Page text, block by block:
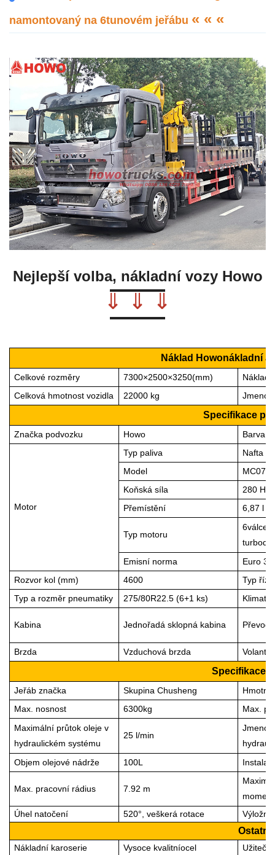
namontovaný na 6tunovém jeřábu « « «
Nejlepší volba, nákladní vozy Howo
⇓ ⇓ ⇓
Náklad Howonákladní
Celkové rozměry 7300×2500×3250(mm) Náklad
Celková hmotnost vozidla
22000 kg
Specifikace
Značka podvozku Howo Barva
Motor
Typ paliva
Nafta
Model
Koňská síla
280 HP
Přemístění
6,87 l
Typ motoru
6válce
Emisní norma
Euro3
Rozvor kol (mm)
4600
Typ
Typ a rozměr pneumatiky
275/80R22.5 (6+1 ks)
Kabina Jednořadá sklopná kabina
Brzda Vzduchová brzda Volant
Specifikace
Jeřábznačka Skupina Chusheng
Max. nosnost
6300kg
Max.
Maximální průtok oleje v
hydraulickém systému
25 l/min
Objem olejové nádrže
100L
Max. pracovní rádius 7 .92 m
moment
Úhel natočení
520°, veškerá rotace Výložník
Ostatní
Nákladní karoserie Vysoce kvalitníocel